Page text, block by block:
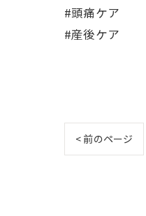
#頭痛ケア
#産後ケア
< 前のページ